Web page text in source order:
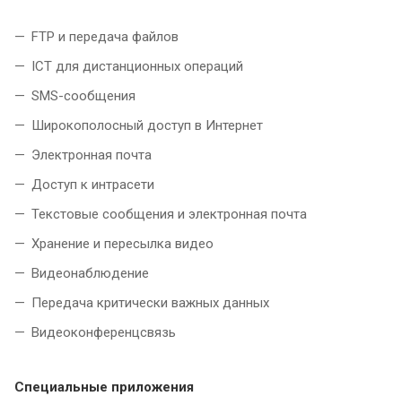
FTP и передача файлов
ICT для дистанционных операций
SMS-сообщения
Широкополосный доступ в Интернет
Электронная почта
Доступ к интрасети
Текстовые сообщения и электронная почта
Хранение и пересылка видео
Видеонаблюдение
Передача критически важных данных
Видеоконференцсвязь
Специальные приложения